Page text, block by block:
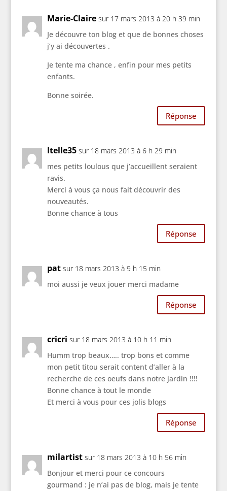
Marie-Claire sur 17 mars 2013 à 20 h 39 min
Je découvre ton blog et que de bonnes choses
j’y ai découvertes .
Je tente ma chance , enfin pour mes petits
enfants.
Bonne soirée.
Réponse
ltelle35 sur 18 mars 2013 à 6 h 29 min
mes petits loulous que j’accueillent seraient
ravis.
Merci à vous ça nous fait découvrir des
nouveautés.
Bonne chance à tous
Réponse
pat sur 18 mars 2013 à 9 h 15 min
moi aussi je veux jouer merci madame
Réponse
cricri sur 18 mars 2013 à 10 h 11 min
Humm trop beaux….. trop bons et comme
mon petit titou serait content d’aller à la
recherche de ces oeufs dans notre jardin !!!!
Bonne chance à tout le monde
Et merci à vous pour ces jolis blogs
Réponse
milartist sur 18 mars 2013 à 10 h 56 min
Bonjour et merci pour ce concours
gourmand : je n’ai pas de blog, mais je tente